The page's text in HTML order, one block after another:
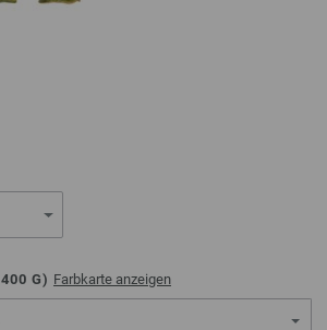
400 G) Farbkarte anzeigen